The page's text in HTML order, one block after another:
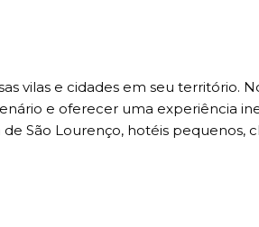
vilas e cidades em seu território.
e oferecer uma experiência
de São Lourenço, hotéis pequenos,